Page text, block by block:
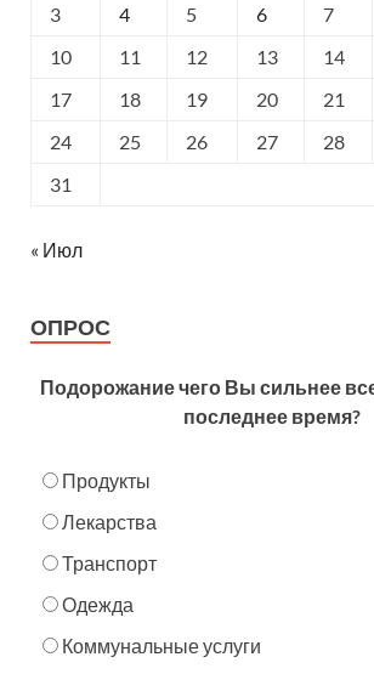
3
4 5 6 7
10
11 12 13 14
17
18 19 20 21
24
25 26 27 28
31
« Июл
ОПРОС
Подорожание чего Вы сильнее
последнее время?
Продукты
Лекарства
Транспорт
Одежда
Коммунальные услуги